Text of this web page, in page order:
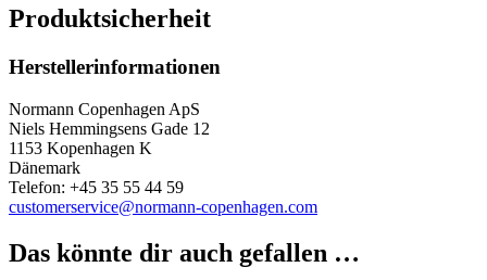
Produktsicherheit
Herstellerinformationen
Normann Copenhagen ApS
Niels Hemmingsens Gade 12
1153 Kopenhagen K
Dänemark
Telefon: +45 35 55 44 59
customerservice@normann-copenhagen.com
Das könnte dir auch gefallen …